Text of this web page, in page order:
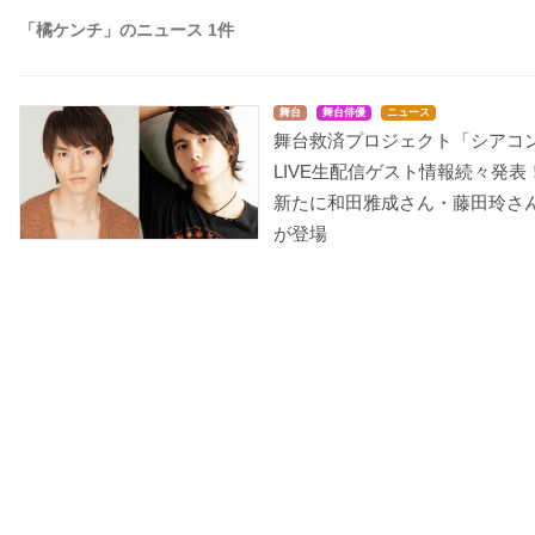
「橘ケンチ」のニュース 1件
舞台 舞台俳優 ニュース
舞台救済プロジェクト「シアコ
LIVE生配信ゲスト情報続々発表
新たに和田雅成さん・藤田玲さ
が登場